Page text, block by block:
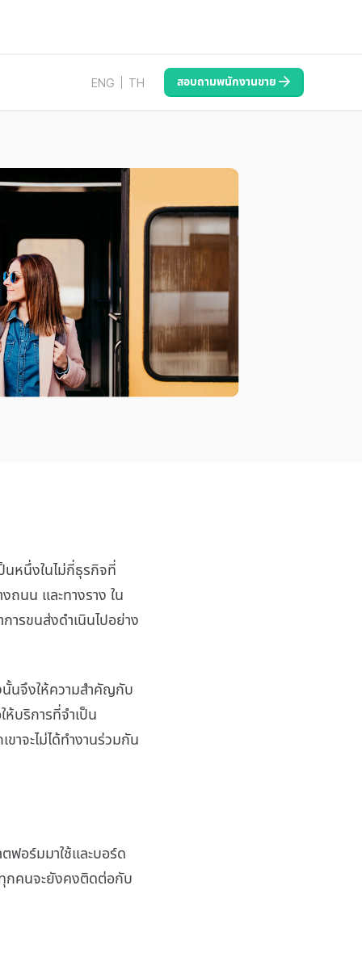
ENG TH สอบถามพนักงานขาย
หนึ่งในไม่กี่ธุรกิจที่
ถนน และทางราง ใน
รขนส่งดำเนินไปอย่าง
นั้นจึงให้ความสำคัญกับ
บริการที่จำเป็น
าจะไม่ได้ทำงานร่วมกัน
อร์มมาใช้และบอร์ด
กคนจะยังคงติดต่อกับ